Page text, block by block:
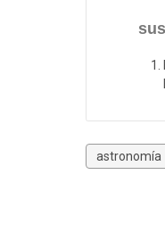
astronomía